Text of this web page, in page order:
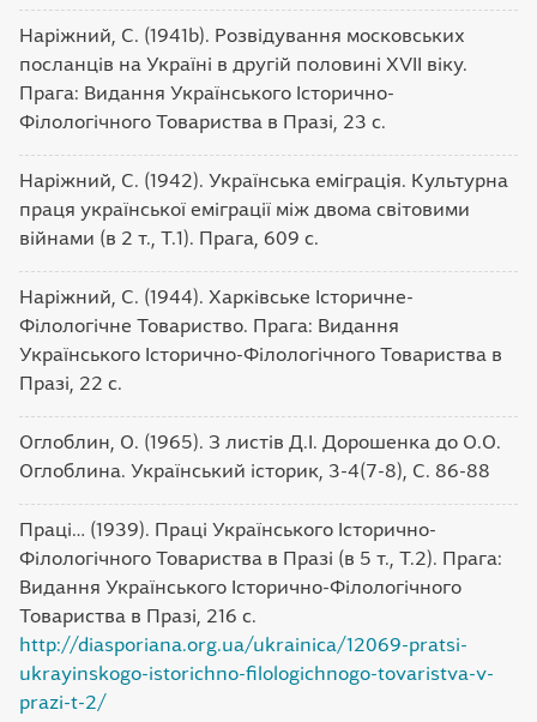
Наріжний, С. (1941b). Розвідування московських
посланців на Україні в другій половині XVII віку.
Прага: Видання Українського Історично-
Філологічного Товариства в Празі, 23 с.
Наріжний, С. (1942). Українська еміграція. Культурна
праця української еміграції між двома світовими
війнами (в 2 т., Т.1). Прага, 609 с.
Наріжний, С. (1944). Харківське Історичне-
Філологічне Товариство. Прага: Видання
Українського Історично-Філологічного Товариства в
Празі, 22 с.
Оглоблин, О. (1965). З листів Д.І. Дорошенка до О.О.
Оглоблина. Український історик, 3-4(7-8), С. 86-88
Праці… (1939). Праці Українського Історично-
Філологічного Товариства в Празі (в 5 т., Т.2). Прага:
Видання Українського Історично-Філологічного
Товариства в Празі, 216 с.
http://diasporiana.org.ua/ukrainica/12069-pratsi-
ukrayinskogo-istorichno-filologichnogo-tovaristva-v-
prazi-t-2/